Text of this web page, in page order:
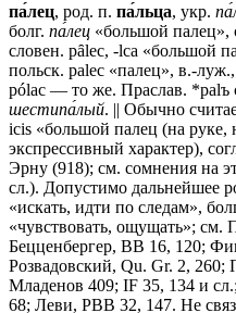
па́лец, род. п. па́льца, укр.
болг. па́лец «большой палец»,
словен. рȃlес, -lса «большой
польск. раlес «палец», в.-
рólас — то же. Праслав. *раlъ
шестипа́лый. || Обычно
icis «большой палец (на руке,
экспрессивный характер),
Эрну (918); см. сомнения на
сл.). Допустимо дальнейшее
«искать, идти по следам»,
«чувствовать, ощущать»; см.
Бецценбергер, ВВ 16, 120;
Розвадовский, Qu. Gr. 2, 260;
Младенов 409; IF 35, 134 и
68; Леви, РВВ 32, 147. Не